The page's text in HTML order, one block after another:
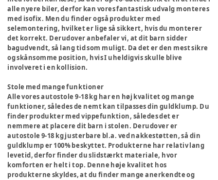
alle nyere biler, derfor kan vores fantastisk udvalg monteres
med isofix. Men du finder også produkter med
selemontering, hvilket er lige så sikkert, hvis du monterer
det korrekt. Derudover anbefaler vi, at dit barn sidder
bagudvendt, så lang tid som muligt. Da det er den mest sikre
og skånsomme position, hvis I uheldigvis skulle blive
involveret i en kollision.
Stole med mange funktioner
Alle vores autostole 9-18 kg har en høj kvalitet og mange
funktioner, således de nemt kan tilpasses din guldklump. Du
finder produkter med vippefunktion, således det er
nemmere at placere dit barn i stolen. Derudover er
autostole 9-18 kg justerbare bl.a. ved nakkestøtten, så din
guldklump er 100% beskyttet. Produkterne har relativ lang
levetid, derfor finder du slidstærkt materiale, hvor
komforten er helt i top. Denne høje kvalitet hos
produkterne skyldes, at du finder mange anerkendte og